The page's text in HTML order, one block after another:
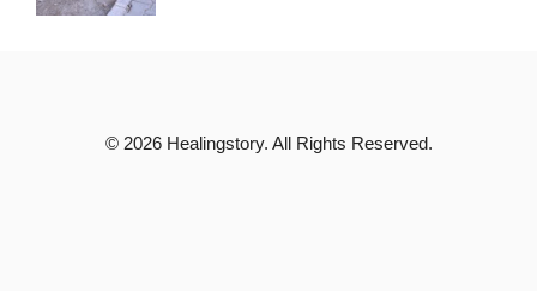
© 2026 Healingstory. All Rights Reserved.